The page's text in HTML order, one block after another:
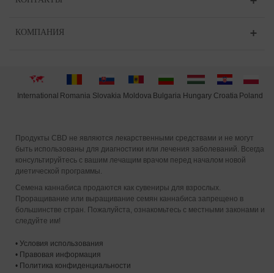
КОМПАНИЯ
International Romania Slovakia Moldova Bulgaria Hungary Croatia Poland
Продукты CBD не являются лекарственными средствами и не могут
быть использованы для диагностики или лечения заболеваний. Всегда
консультируйтесь с вашим лечащим врачом перед началом новой
диетической программы.
Семена каннабиса продаются как сувениры для взрослых.
Проращивание или выращивание семян каннабиса запрещено в
большинстве стран. Пожалуйста, ознакомьтесь с местными законами и
следуйте им!
• Условия использования
• Правовая информация
• Политика конфиденциальности